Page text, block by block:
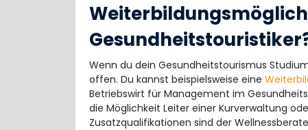
Wenn du dein Gesundheitstourismus
offen. Du kannst beispielsweise eine
Betriebswirt für Management im
die Möglichkeit Leiter einer Kurverwaltung
Zusatzqualifikationen sind der